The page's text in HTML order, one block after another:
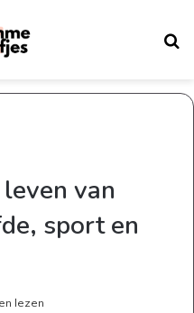
van
sport en
lezen